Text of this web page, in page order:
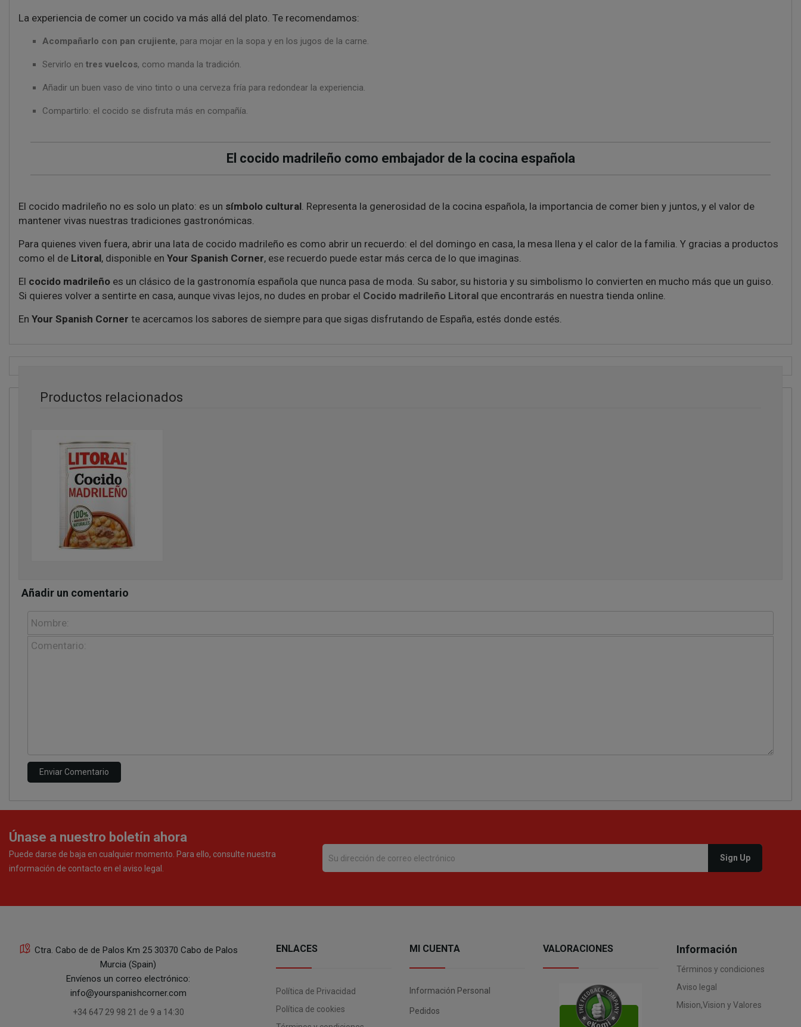
La experiencia de comer un cocido va más allá del plato. Te recomendamos:
Acompañarlo con pan crujiente, para mojar en la sopa y en los jugos de la carne.
Servirlo en tres vuelcos, como manda la tradición.
Añadir un buen vaso de vino tinto o una cerveza fría para redondear la experiencia.
Compartirlo: el cocido se disfruta más en compañía.
El cocido madrileño como embajador de la cocina española
El cocido madrileño no es solo un plato: es un símbolo cultural. Representa la generosidad de la cocina española, la importancia de comer bien y juntos, y el valor de
mantener vivas nuestras tradiciones gastronómicas.
Para quienes viven fuera, abrir una lata de cocido madrileño es como abrir un recuerdo: el del domingo en casa, la mesa llena y el calor de la familia. Y gracias a productos
como el de Litoral, disponible en Your Spanish Corner, ese recuerdo puede estar más cerca de lo que imaginas.
El cocido madrileño es un clásico de la gastronomía española que nunca pasa de moda. Su sabor, su historia y su simbolismo lo convierten en mucho más que un guiso.
Si quieres volver a sentirte en casa, aunque vivas lejos, no dudes en probar el Cocido madrileño Litoral que encontrarás en nuestra tienda online.
En Your Spanish Corner te acercamos los sabores de siempre para que sigas disfrutando de España, estés donde estés.
Productos relacionados
Añadir un comentario
Únase a nuestro boletín ahora
Puede darse de baja en cualquier momento. Para ello, consulte nuestra
información de contacto en el aviso legal.
Ctra. Cabo de de Palos Km 25 30370 Cabo de Palos
Murcia (Spain)
Envíenos un correo electrónico:
info@yourspanishcorner.com
+34 647 29 98 21 de 9 a 14:30
ENLACES
Política de Privacidad
Política de cookies
MI CUENTA
Información Personal
Pedidos
VALORACIONES Información
Términos y condiciones
Aviso legal
Mision,Vision y Valores